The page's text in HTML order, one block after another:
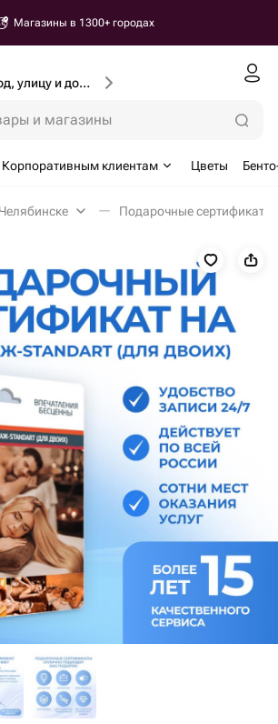
Магазины в 1300+ городах
Введите город, улицу и дом доставки
и магазины
Корпоративным клиентам Цветы
Подарочные сертификаты